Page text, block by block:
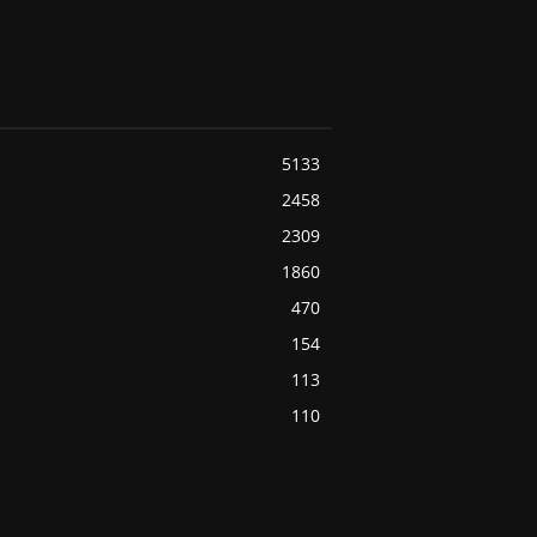
5133
2458
2309
1860
470
154
113
110